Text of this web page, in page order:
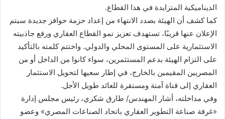
الديناميكية المتزايدة في هذا القطاع.
كما كشف أن الهيئة بصدد الانتهاء من إعداد حزمة حوافز جديدة سيتم
الإعلان عنها قريبًا، تستهدف تعزيز نمو القطاع العقاري ورفع جاذبيته
الاستثمارية على المستوى المحلي والدولي. واختتم كلمته بالتأكيد
على التزام الهيئة بدعم المستثمرين، سواء كانوا من الداخل أو من
المصريين المقيمين بالخارج، في إطار سعيها لتحويل الاستثمار
العقاري إلى قناة آمنة ومستقرة للعائد طويل الأجل.
وفي مداخلته، أشار المهندس/ طارق شكري، رئيس مجلس إدارة
«غرفة صناعة التطوير العقاري باتحاد الصناعات المصري» وعضو